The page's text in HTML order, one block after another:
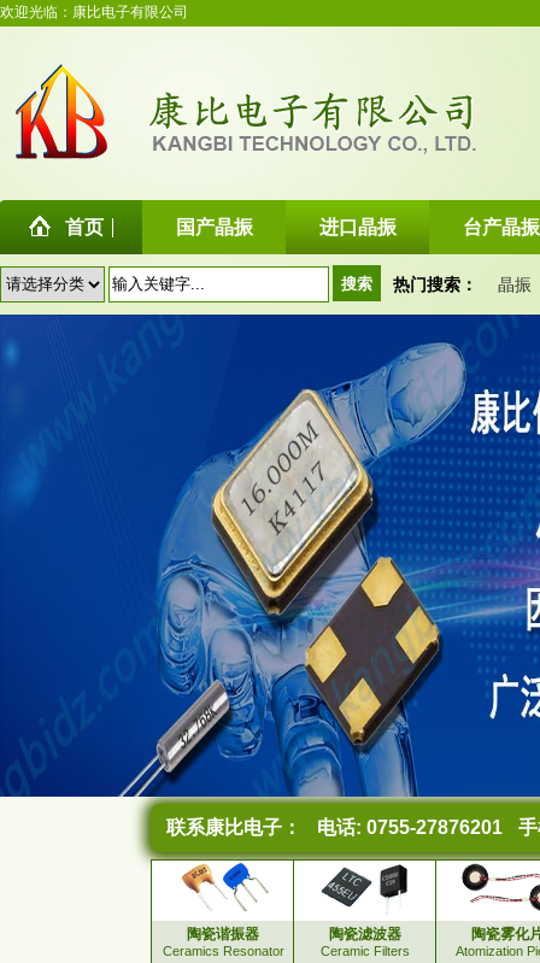
欢迎光临：康比电子有限公司
首页 国产晶振 进口晶振 台产晶振
热门搜索： 晶振
联系康比电子： 电话: 0755-27876201
陶瓷谐振器
Ceramics Resonator
陶瓷滤波器
Ceramic Filters
陶瓷雾化
Atomization